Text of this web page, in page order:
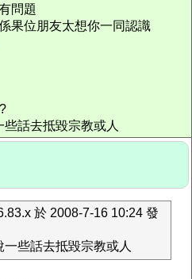
問題
果位朋友太想你一同認識
話去抵毀宗教或人
於 2008-7-16 10:24 發
些話去抵毀宗教或人